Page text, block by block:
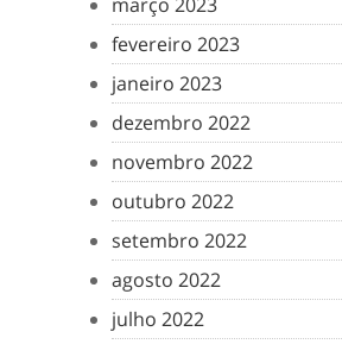
fevereiro 2023
janeiro 2023
dezembro 2022
novembro 2022
outubro 2022
setembro 2022
agosto 2022
julho 2022